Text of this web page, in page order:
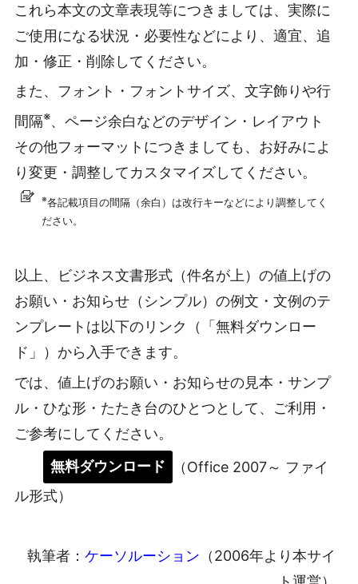
これら本文の文章表現等につきましては、実際に
ご使用になる状況・必要性などにより、適宜、追
加・修正・削除してください。
また、フォント・フォントサイズ、文字飾りや行
間隔※、ページ余白などのデザイン・レイアウト
その他フォーマットにつきましても、お好みによ
り変更・調整してカスタマイズしてください。
※各記載項目の間隔（余白）は改行キーなどにより調整してく
ださい。
以上、ビジネス文書形式（件名が上）の値上げの
お願い・お知らせ（シンプル）の例文・文例のテ
ンプレートは以下のリンク（「無料ダウンロー
ド」）から入手できます。
では、値上げのお願い・お知らせの見本・サンプ
ル・ひな形・たたき台のひとつとして、ご利用・
ご参考にしてください。
無料ダウンロード
（Office 2007～ ファイ
ル形式）
執筆者： ケーソルーション （2006年より本サイ